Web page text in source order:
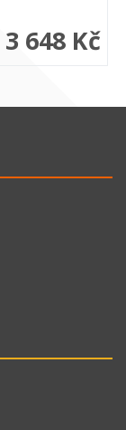
3 648 Kč